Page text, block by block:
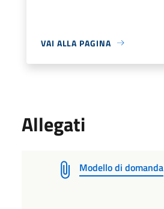
VAI ALLA PAGINA
Allegati
Modello di domanda